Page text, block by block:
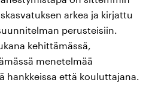
arkea ja kirjattu
perusteisiin.
kehittämässä,
menetelmää
hankkeissa että kouluttajana.